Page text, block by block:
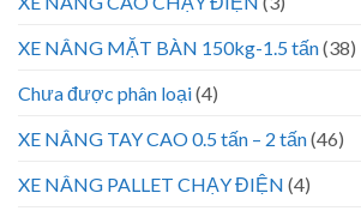
XE NÂNG MẶT BÀN 150kg-1.5 tấn(38)
Chưa được phân loại(4)
XE NÂNG TAY CAO 0.5 tấn – 2 tấn(46)
XE NÂNG PALLET CHẠY ĐIỆN (4)